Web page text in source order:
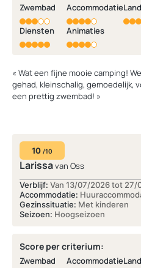
Zwembad Accommodatie
Diensten Animaties
« Wat een fijne mooie camping!
gehad, kleinschalig, gemoedelijk,
een prettig zwembad! »
10 /10
Larissavan Oss
Verblijf: Van 13/07/2026 tot 27/
Accommodatie:
Gezinssituatie: Met kinderen
Seizoen: Hoogseizoen
Score per criterium:
Zwembad Accommodatie